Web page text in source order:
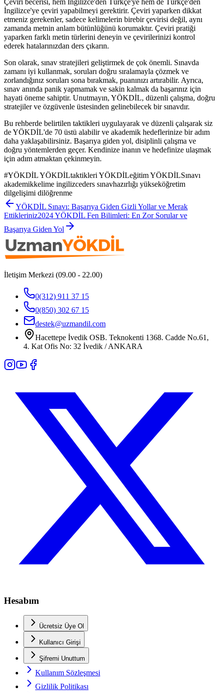
İngilizce'ye çeviri yapabilmeyi gerektirir. Çeviri yaparken dikkat
etmeniz gerekenler, sadece kelimelerin birebir çevirisi değil, aynı
zamanda metnin anlam bütünlüğünü korumaktır. Çeviri pratiği
yaparken farklı metin türlerini deneyin ve çevirilerinizi kontrol
ederek hatalarınızdan ders çıkarın.
Son olarak, sınav stratejileri geliştirmek de çok önemli. Sınavda
zamanı iyi kullanmak, soruları doğru sıralamayla çözmek ve
zorlandığınız soruları sona bırakmak, puanınızı artırabilir. Ayrıca,
sınav anında panik yapmamak ve sakin kalmak da başarınız için
hayati öneme sahiptir. Unutmayın, YÖKDİL, düzenli çalışma, doğru
stratejiler ve özgüvenle üstesinden gelinebilecek bir sınavdır.
Bu rehberde belirtilen taktikleri uygulayarak ve düzenli çalışarak siz
de YÖKDİL'de 70 üstü alabilir ve akademik hedeflerinize bir adım
daha yaklaşabilirsiniz. Başarıya giden yol, disiplinli çalışma ve
doğru yöntemlerden geçer. Kendinize inanın ve hedefinize ulaşmak
için adım atmaktan çekinmeyin.
#YÖKDİL YÖKDİLtaktikleri YÖKDİLeğitim YÖKDİLSınavı
akademikkelime ingilizceders sınavhazırlığı yükseköğretim
dilgelişimi dilöğrenme
YÖKDİL Sınavı: Başarıya Giden Gizli Yollar ve Merak
Ettikleriniz2024 YÖKDİL Fen Bilimleri: En Zor Sorular ve
Başarıya Giden Yol
İletişim Merkezi (09.00 - 22.00)
0(312) 911 37 15
0(850) 302 67 15
destek@uzmandil.com
Hacettepe İvedik OSB. Teknokenti 1368. Cadde No.61,
4. Kat Ofis No: 32 İvedik / ANKARA
Hesabım
Ücretsiz Üye Ol
Kullanıcı Girişi
Şifremi Unuttum
Kullanım Sözleşmesi
Gizlilik Politikası